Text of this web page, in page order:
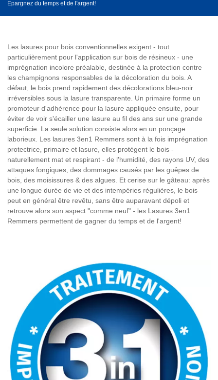
Epargnez du temps et de l'argent!
Les lasures pour bois conventionnelles exigent - tout
particulièrement pour l'application sur bois de résineux - une
imprégnation incolore préalable, destinée à la protection contre
les champignons responsables de la décoloration du bois. A
défaut, le bois prend rapidement des décolorations bleu-noir
irréversibles sous la lasure transparente. Un primaire forme un
promoteur d'adhérence pour la lasure appliquée ensuite, pour
éviter de voir s'écailler une lasure au fil des ans sur une grande
superficie. La seule solution consiste alors en un ponçage
laborieux. Les lasures 3en1 Remmers sont à la fois imprégnation
protectrice, primaire et lasure, elles protègent le bois -
naturellement mat et respirant - de l'humidité, des rayons UV, des
attaques fongiques, des dommages causés par les guêpes de
bois, des moisissures & des algues. Et cerise sur le gâteau: après
une longue durée de vie et des intempéries régulières, le bois
peut en général être revêtu, sans être auparavant dépoli et
retrouve alors son aspect "comme neuf" - les Lasures 3en1
Remmers permettent de gagner du temps et de l'argent!